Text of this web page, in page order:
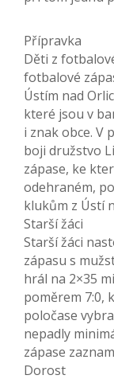
Přípravka
Děti z
fotbalové
Ústím nad
které jsou v
i znak obce. V
boji družstvo
zápase, ke
odehraném,
klukům z Ústí
Starší žáci
Starší žáci
zápasu s
hrál na 2×35
poměrem 7:0,
poločase
nepadly
zápase
Dorost